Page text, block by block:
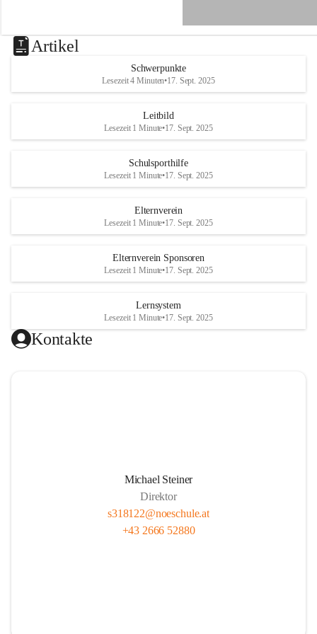
u
a
e
x
Artikel
Schwerpunkte
Lesezeit 4 Minuten•17. Sept. 2025
Leitbild
Lesezeit 1 Minute•17. Sept. 2025
Schulsporthilfe
Lesezeit 1 Minute•17. Sept. 2025
Elternverein
Lesezeit 1 Minute•17. Sept. 2025
Elternverein Sponsoren
Lesezeit 1 Minute•17. Sept. 2025
Lernsystem
Lesezeit 1 Minute•17. Sept. 2025
Kontakte
Michael Steiner
Direktor
s318122@noeschule.at
+43 2666 52880